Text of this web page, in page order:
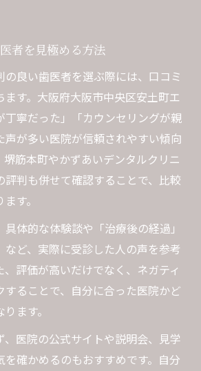
者を見極める方法
の良い歯医者を選ぶ際には、口コミ
す。大阪府大阪市中央区安土町エ
丁寧だった」「カウンセリングが親
声が多い医院が信頼されやすい傾向
堺筋本町やかずあいデンタルクリニ
評判も併せて確認することで、比較
す。
体的な体験談や「治療後の経過」
など、実際に受診した人の声を参考
評価が高いだけでなく、ネガティ
することで、自分に合った医院かど
ます。
、医院の公式サイトや説明会、見学
を確かめるのもおすすめです。自分